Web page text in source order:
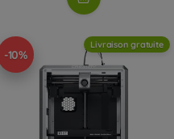
-10%
Livraison gratuite